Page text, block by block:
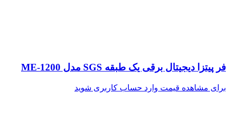
فر پیتزا دیجیتال برقی یک طبقه SGS مدل ME-1200
برای مشاهده قیمت وارد حساب کاربری شوید